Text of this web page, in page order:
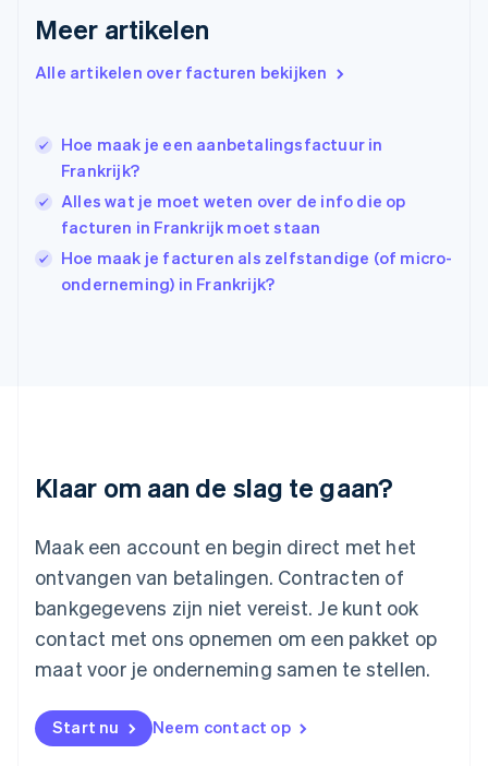
Meer artikelen
Alle artikelen over facturen bekijken
Hoe maak je een aanbetalingsfactuur in
Frankrijk?
Alles wat je moet weten over de info die op
facturen in Frankrijk moet staan
Hoe maak je facturen als zelfstandige (of micro-
onderneming) in Frankrijk?
Klaar om aan de slag te gaan?
Maak een account en begin direct met het
ontvangen van betalingen. Contracten of
bankgegevens zijn niet vereist. Je kunt ook
contact met ons opnemen om een pakket op
maat voor je onderneming samen te stellen.
Start nu Neem contact op
Hongarije
Hongkong SAR, China
English
English
Italië
ItalianoEnglish
日本語 English
Kroatië
FrançaisDeutschEnglish
English
Malta
English
Mexico
Nederland
NederlandsEnglish
English
Noorwegen